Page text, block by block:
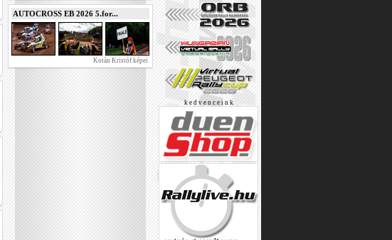
AUTOCROSS EB 2026 5.for...
Kotán Kristóf képei
k e d v e n c e i n k